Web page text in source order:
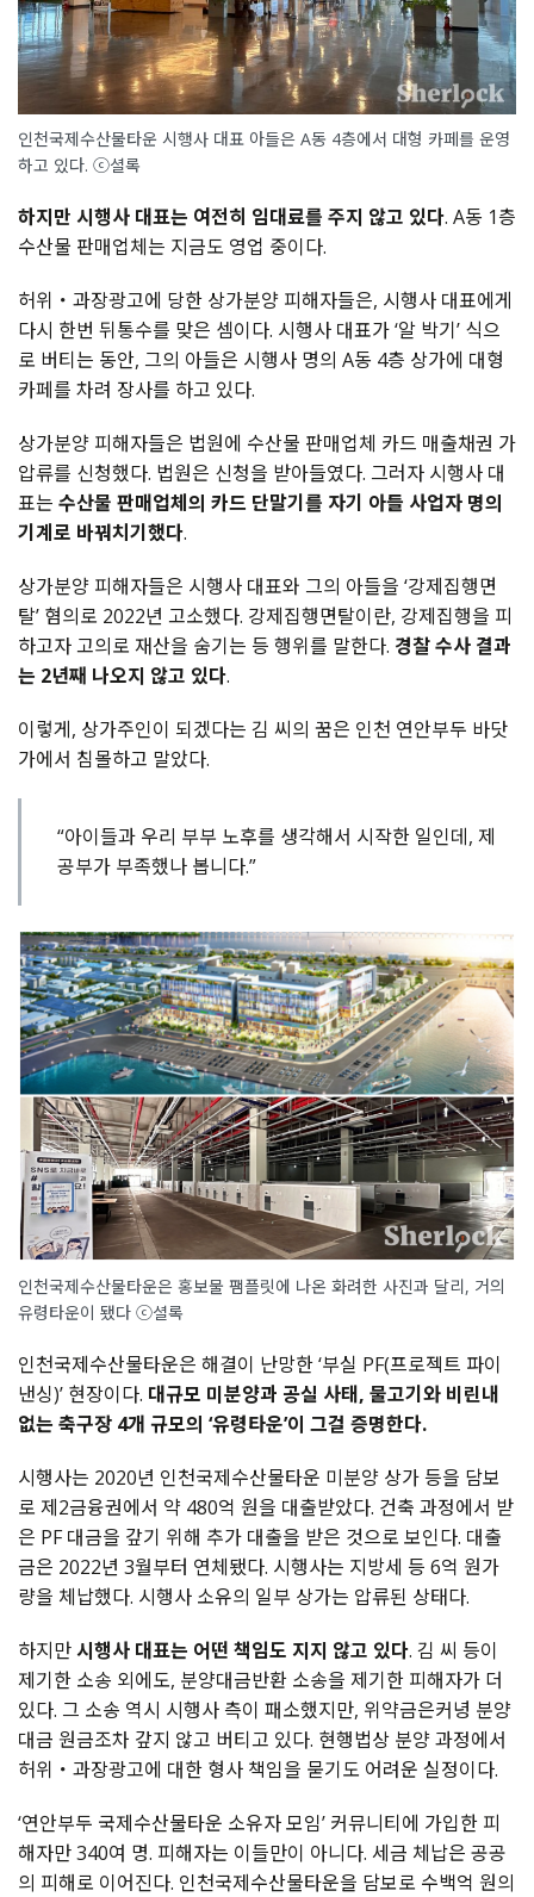
인천국제수산물타운 시행사 대표 아들은 A동 4층에서 대형 카페를 운영
하고 있다. ⓒ셜록
하지만 시행사 대표는 여전히 임대료를 주지 않고 있다. A동 1층
수산물 판매업체는 지금도 영업 중이다.
허위・과장광고에 당한 상가분양 피해자들은, 시행사 대표에게
다시 한번 뒤통수를 맞은 셈이다. 시행사 대표가 ‘알 박기’ 식으
로 버티는 동안, 그의 아들은 시행사 명의 A동 4층 상가에 대형
카페를 차려 장사를 하고 있다.
상가분양 피해자들은 법원에 수산물 판매업체 카드 매출채권 가
압류를 신청했다. 법원은 신청을 받아들였다. 그러자 시행사 대
표는 수산물 판매업체의 카드 단말기를 자기 아들 사업자 명의
기계로 바꿔치기했다.
상가분양 피해자들은 시행사 대표와 그의 아들을 ‘강제집행면
탈’ 혐의로 2022년 고소했다. 강제집행면탈이란, 강제집행을 피
하고자 고의로 재산을 숨기는 등 행위를 말한다. 경찰 수사 결과
는 2년째 나오지 않고 있다.
이렇게, 상가주인이 되겠다는 김 씨의 꿈은 인천 연안부두 바닷
가에서 침몰하고 말았다.
“아이들과 우리 부부 노후를 생각해서 시작한 일인데, 제
공부가 부족했나 봅니다.”
인천국제수산물타운은 홍보물 팸플릿에 나온 화려한 사진과 달리, 거의
유령타운이 됐다 ⓒ셜록
인천국제수산물타운은 해결이 난망한 ‘부실 PF(프로젝트 파이
낸싱)’ 현장이다. 대규모 미분양과 공실 사태, 물고기와 비린내
없는 축구장 4개 규모의 ‘유령타운’이 그걸 증명한다.
시행사는 2020년 인천국제수산물타운 미분양 상가 등을 담보
로 제2금융권에서 약 480억 원을 대출받았다. 건축 과정에서 받
은 PF 대금을 갚기 위해 추가 대출을 받은 것으로 보인다. 대출
금은 2022년 3월부터 연체됐다. 시행사는 지방세 등 6억 원가
량을 체납했다. 시행사 소유의 일부 상가는 압류된 상태다.
하지만시행사 대표는 어떤 책임도 지지 않고 있다. 김 씨 등이
제기한 소송 외에도, 분양대금반환 소송을 제기한 피해자가 더
있다. 그 소송 역시 시행사 측이 패소했지만, 위약금은커녕 분양
대금 원금조차 갚지 않고 버티고 있다. 현행법상 분양 과정에서
허위・과장광고에 대한 형사 책임을 묻기도 어려운 실정이다.
‘연안부두 국제수산물타운 소유자 모임’ 커뮤니티에 가입한 피
해자만 340여 명. 피해자는 이들만이 아니다. 세금 체납은 공공
의 피해로 이어진다. 인천국제수산물타운을 담보로 수백억 원의